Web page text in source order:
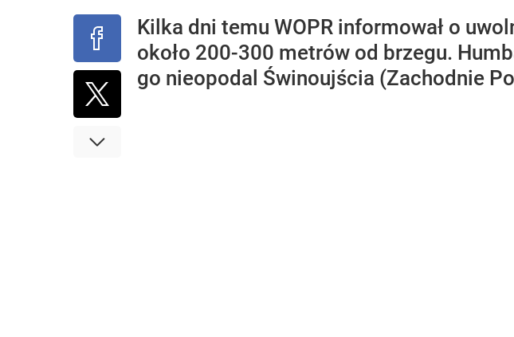
Kilka dni temu WOPR informował o
około 200-300 metrów od brzegu.
go nieopodal Świnoujścia (Zachodnie